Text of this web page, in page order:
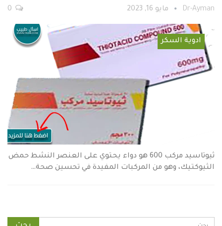
Dr-Ayman مايو 16, 2023
ادوية السكر
ثيوتاسيد مركب 600 هو دواء يحتوي على العنصر النشط حمض
الثيوكتيك، وهو من المركبات المفيدة في تحسين صحة…